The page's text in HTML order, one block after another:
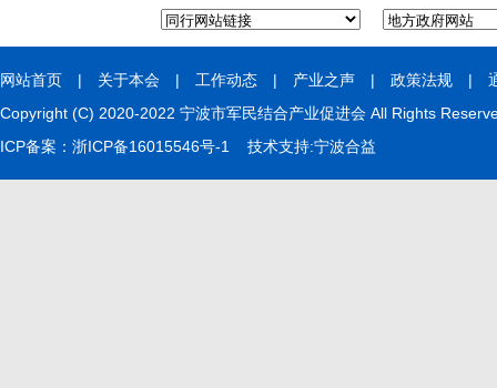
网站首页 | 关于本会 | 工作动态 | 产业之声 | 政策法规 |
Copyright (C) 2020-2022 宁波市军民结合产业促进会 All Rights
ICP备案： 浙ICP备16015546号-1 技术支持:宁波合益